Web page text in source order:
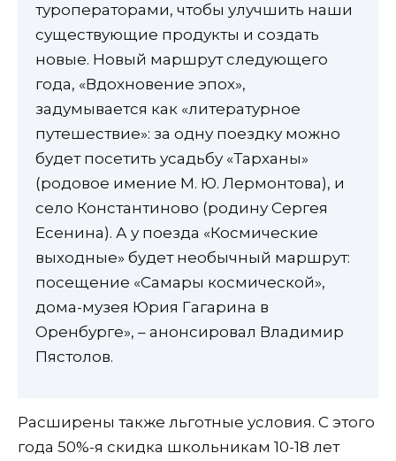
туроператорами, чтобы улучшить наши
существующие продукты и создать
новые. Новый маршрут следующего
года, «Вдохновение эпох»,
задумывается как «литературное
путешествие»: за одну поездку можно
будет посетить усадьбу «Тарханы»
(родовое имение М. Ю. Лермонтова), и
село Константиново (родину Сергея
Есенина). А у поезда «Космические
выходные» будет необычный маршрут:
посещение «Самары космической»,
дома-музея Юрия Гагарина в
Оренбурге», – анонсировал Владимир
Пястолов.
Расширены также льготные условия. С этого
года 50%-я скидка школьникам 10-18 лет